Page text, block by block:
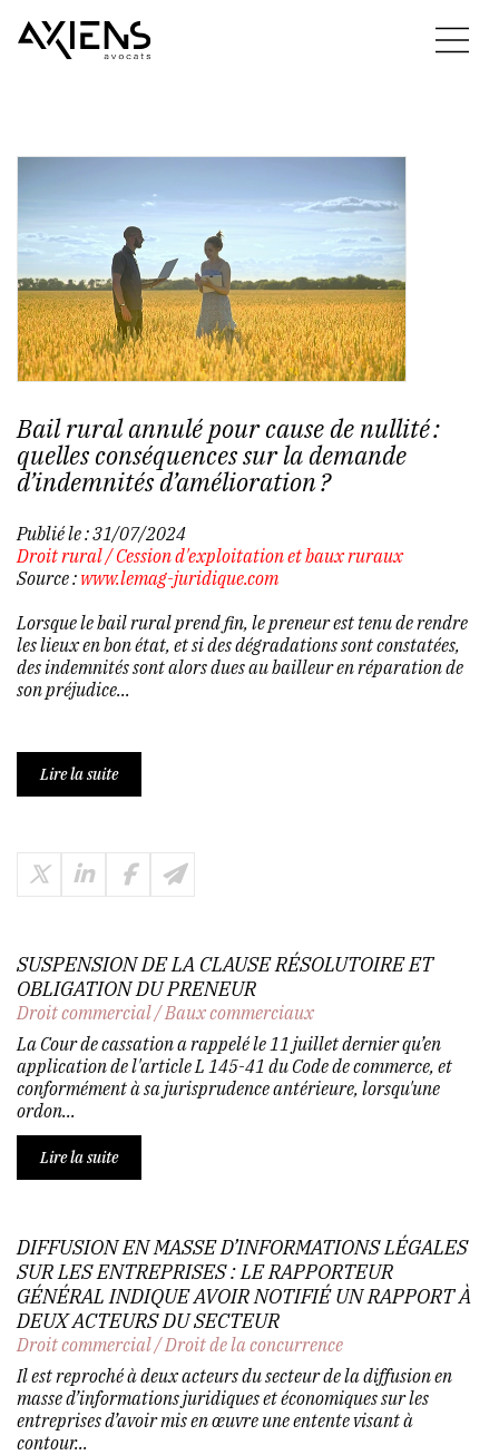
Bail rural annulé pour cause de nullité :
quelles conséquences sur la demande
d’indemnités d’amélioration ?
Publié le :31/07/2024
Droit rural/Cession d'exploitation et baux ruraux
Source : www.lemag-juridique.com
Lorsque le bail rural prend fin, le preneur est tenu de rendre
les lieux en bon état, et si des dégradations sont constatées,
des indemnités sont alors dues au bailleur en réparation de
son préjudice...
Lire la suite
SUSPENSION DE LA CLAUSE RÉSOLUTOIRE ET
OBLIGATION DU PRENEUR
Droit commercial/Baux commerciaux
La Cour de cassation a rappelé le 11 juillet dernier qu’en
application de l'article L 145-41 du Code de commerce, et
conformément à sa jurisprudence antérieure, lorsqu'une
ordon...
Lire la suite
DIFFUSION EN MASSE D’INFORMATIONS LÉGALES
SUR LES ENTREPRISES : LE RAPPORTEUR
GÉNÉRAL INDIQUE AVOIR NOTIFIÉ UN RAPPORT À
DEUX ACTEURS DU SECTEUR
Droit commercial/Droit de la concurrence
Il est reproché à deux acteurs du secteur de la diffusion en
masse d’informations juridiques et économiques sur les
entreprises d’avoir mis en œuvre une entente visant à
contour...